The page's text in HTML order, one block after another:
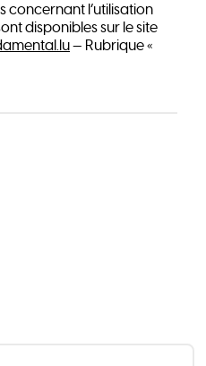
concernant l’utilisation
disponibles sur le site
— Rubrique «